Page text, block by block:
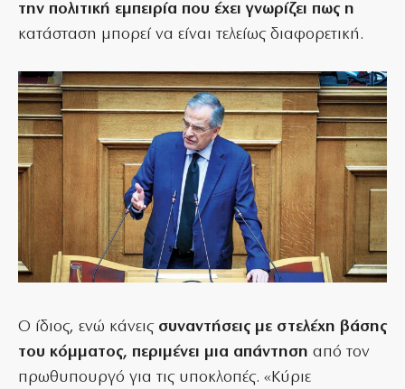
την πολιτική εμπειρία που έχει γνωρίζει πως η
κατάσταση μπορεί να είναι τελείως διαφορετική.
Ο ίδιος, ενώ κάνεις συναντήσεις με στελέχη βάσης
του κόμματος, περιμένει μια απάντηση από τον
πρωθυπουργό για τις υποκλοπές. «Κύριε